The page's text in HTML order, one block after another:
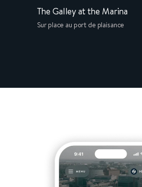
The Galley at the Marina
Sur place au port de plaisance